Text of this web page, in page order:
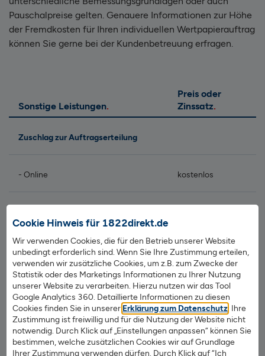
Cookie Hinweis für 1822direkt.de
Wir verwenden Cookies, die für den Betrieb unserer Website
unbedingt erforderlich sind. Wenn Sie Ihre Zustimmung erteilen,
verwenden wir zusätzliche Cookies, um z.B. zum Zwecke der
Statistik oder des Marketings Informationen zu Ihrer Nutzung
unserer Website zu verarbeiten. Hierzu nutzen wir das Tool
Google Analytics 360. Detaillierte Informationen zu diesen
Cookies finden Sie in unserer Erklärung zum Datenschutz . Ihre
Zustimmung ist freiwillig und für die Nutzung der Website nicht
notwendig. Durch Klick auf „Einstellungen anpassen“ können Sie
bestimmen, welche zusätzlichen Cookies wir auf Grundlage
Ihrer Zustimmung verwenden dürfen. Durch Klick auf “Ich
Pauschalpreise gelten. Genauere Informationen zur Höhe
der Fremdkosten für Ihren individuellen Wertpapierauftrag
können Sie gerne bei der Kundenbetreuung erfragen.
Sonstige Leistungen
Preis oder
Zinssatz
Zuschlag zur Auftragserteilung
- Online kostenlos
- schriftlicher Auftrag 12,90 € / Auftrag
Limite (pro Auftrag und
Wertpapiergattung)
- Erteilung kostenlos